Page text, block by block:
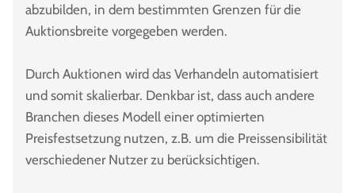
abzubilden, in dem bestimmten Grenzen für die
Auktionsbreite vorgegeben werden.
Durch Auktionen wird das Verhandeln automatisiert
und somit skalierbar. Denkbar ist, dass auch andere
Branchen dieses Modell einer optimierten
Preisfestsetzung nutzen, z.B. um die Preissensibilität
verschiedener Nutzer zu berücksichtigen.